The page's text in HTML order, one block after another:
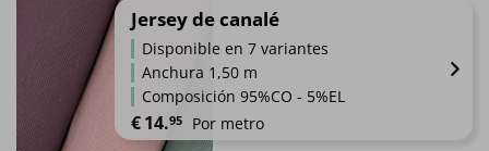
la
página
de
producto
tiene
múltiples
variantes.
Las
opciones
se
Jersey de canalé
Disponible en 7 variantes
Anchura 1,50 m
Composición 95%CO - 5%EL
€14.95 Por metro